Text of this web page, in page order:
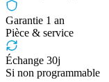
Garantie 1 an
Pièce & service
Échange 30j
Si non programmable